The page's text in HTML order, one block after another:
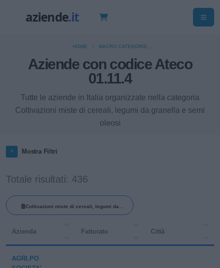
Aziende con codice Ateco
01.11.4
Tutte le aziende in Italia organizzate nella categoria
Coltivazioni miste di cereali, legumi da granella e semi
oleosi
HOME MACRO CATEGORIE
COLTIVAZIONI AGRICOLE E PRODUZIONE DI PRODOTTI ANIMALI, CACCIA E
SERVIZI CONNESSI
Mostra Filtri
Totale risultati: 436
Coltivazioni miste di cereali, legumi da
Azienda Fatturato Città
AGRI.PO